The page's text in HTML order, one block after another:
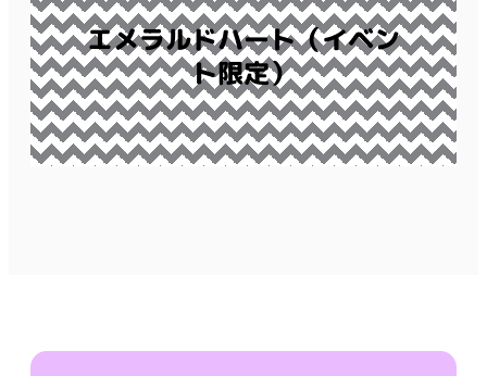
エメラルドハート（イベン
ト限定）